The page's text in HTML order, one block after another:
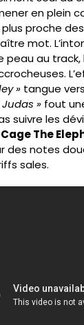
en plein
plus proche
mot.
peau au track,
» tangue vers
Judas » fout
suivre les
Cage The
des notes
sales.